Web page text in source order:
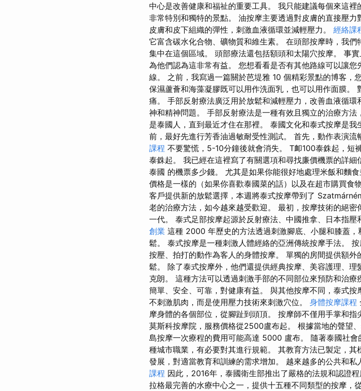
中心是改善健康和福祉的重要工具。 我只能建議每個來這
非常特別和獨特的景點。 油按摩主要透過對皮膚的直接壓
皮膚和皮下組織的彈性，刺激血液循環並減輕壓力。 經絡課
它富含碳水化合物、礦物質和維生素。 在頭部按摩時，我
集中在這個區域。 頭部療法還包括額頭和太陽穴按摩。 事
為他們認為這非常有益。 您想看看是否有其他路線可以讓
線。 之前，我寫過一篇關於芭堤雅 10 個精彩景點的博客，
保濕蘆薈和海藻凝膠既可以用作洗面乳，也可以用作面膜。
痛。 手部反射療法廣泛用於放鬆和減輕壓力，改善血液循
神和精神問題。 手部反射療法是一種有效且獨立的治療方
是泰國人，直到最近才住在那裡。 泰國文化和泰式按摩是
前，最好先進行芳香油過敏耐受性測試。 首先，動作表演流
課程 不要驚慌，5-10分鐘後就會消失。 T卹100泰銖起，
泰銖起。 我已經在這裡寫了有關選項和尋找廉價機票的詳
泰國 的機票多少錢。 尤其是如果你能很好地處理米飯和麵
價格是一樣的（如果你喜歡泰國菜的話）以及在超市購買食
客戶提供新的放鬆選擇，本週將泰式按摩帶到了
老的治療方法，如今越來越受歡迎。 最初，按摩技術的絕
一代。 泰式足部按摩起源於反射療法、中國推拿、日本指壓
創業 這種 2000 年歷史的方法透過刺激腳底、小腿和膝蓋
鬆。 泰式按摩是一種刺激人體經絡的亞洲傳統按摩手法。
按壓、拍打的動作為客人的身體按摩。 單獨的房間提供額
鬆。 除了泰式按摩外，他們還提供經典按摩、美容護理、
克朗。 這種方法可以透過刺激手部的不同部位來預防和治
簡單、安全、可靠，對健康有益。 與其他按摩不同，泰式
不刺激肌肉，而是使用壓力技術來刺激穴位。 身體按摩課程
摩身體的各個部位，從腳趾到頭頂。 按摩師不僅用手掌和指
莫斯科按摩院，服務價格從2500盧布起。 根據當地的聲望
島按摩一次療程的費用可能高達 5000 盧布。 隨著泰國社
種城市職業，有必要對其進行規範。 其教育方法已製定，
發展，對適當教育和訓練的需求增加。 越來越多的公共和私
課程 因此，2016年，泰國衛生部推出了嚴格的法規和認證
拉格最完善的水療中心之一，提供十五種不同類型的按摩，